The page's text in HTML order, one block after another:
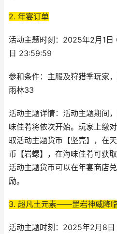
2. 年宴订单
活动主题时刻：2025年2月1
日 23:59:59
参和条件：主服及狩猎季玩家
雨林33
活动主题详情：活动主题期间
味佳肴将依次开始。玩家上缴
取活动主题货币【坚壳】，在
币【岩螺】，在海味佳肴可获
活动主题货币可以在年宴商店
励。
3. 超凡土元素——罡岩神威降
活动主题时刻：2025年2月8